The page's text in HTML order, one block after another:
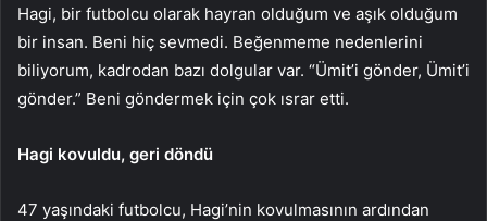
Hagi, bir futbolcu olarak hayran olduğum ve aşık olduğum
bir insan. Beni hiç sevmedi. Beğenmeme nedenlerini
biliyorum, kadrodan bazı dolgular var. “Ümit’i gönder, Ümit’i
gönder.” Beni göndermek için çok ısrar etti.
Hagi kovuldu, geri döndü
47 yaşındaki futbolcu, Hagi’nin kovulmasının ardından